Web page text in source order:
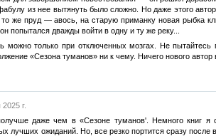
из нее вытянуть было сложно. Но даже этого
то же пруд — авось, на старую приманку новая рыбка
попытался дважды войти в одну и ту же реку...
можно только при отключенных мозгах. Не
«Сезона туманов» ни к чему. Ничего нового автор
г.
даже чем в «Сезоне туманов'. Немного книг я
лучших ожиданий. Но, все резко портится сразу после